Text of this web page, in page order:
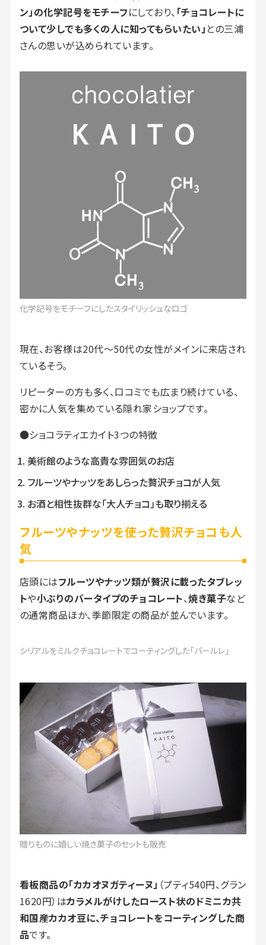
ン」の化学記号をモチーフにしており、 「チョコレートに
ついて少しでも多くの人に知ってもらいたい」 との三浦
さんの思いが込められています。
化学記号をモチーフにしたスタイリッシュなロゴ
現在、お客様は20代～50代の女性がメインに来店され
ているそう。
リピーターの方も多く、口コミでも広まり続けている、
密かに人気を集めている隠れ家ショップです。
●ショコラティエカイト3つの特徴
美術館のような高貴な雰囲気のお店
フルーツやナッツをあしらった贅沢チョコが人気
お酒と相性抜群な「大人チョコ」も取り揃える
フルーツやナッツを使った贅沢チョコも人
気
店頭にはフルーツやナッツ類が贅沢に載ったタブレッ
トや小ぶりのバータイプのチョコレート、焼き菓子など
の通常商品ほか、季節限定の商品が並んでいます。
シリアルをミルクチョコレートでコーティングした「パールレ」
贈りものに嬉しい焼き菓子のセットも販売
看板商品の「カカオヌガティーヌ」 （プティ540円、グラン
1620円）はカラメルがけしたロースト状のドミニカ共
和国産カカオ豆に、チョコレートをコーティングした商
品です。